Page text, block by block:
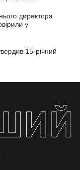
директора
у
15-річний